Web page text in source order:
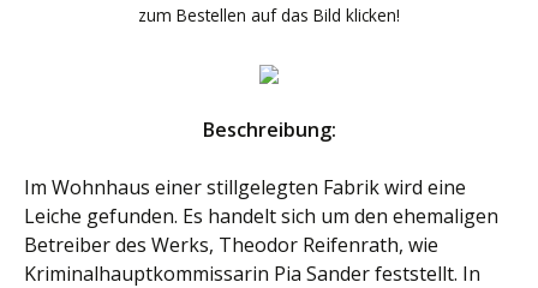
zum Bestellen auf das Bild klicken!
Beschreibung:
Im Wohnhaus einer stillgelegten Fabrik wird eine
Leiche gefunden. Es handelt sich um den ehemaligen
Betreiber des Werks, Theodor Reifenrath, wie
Kriminalhauptkommissarin Pia Sander feststellt. In